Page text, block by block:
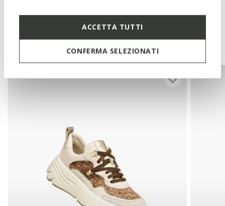
ACCETTA TUTTI
CONFERMA SELEZIONATI
You may also like